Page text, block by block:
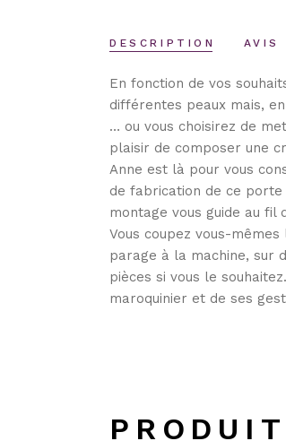
DESCRIPTION AVIS
En fonction de vos
différentes peaux mais,
… ou vous choisirez de
plaisir de composer une
Anne est là pour vous
de fabrication de ce porte
montage vous guide au fil
Vous coupez vous-
parage à la machine, sur
pièces si vous le
maroquinier et de ses